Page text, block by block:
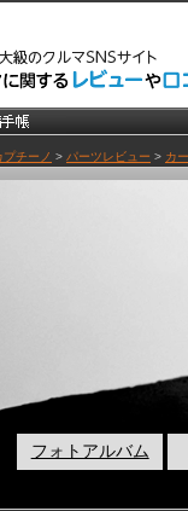
プチーノ > パーツレビュー > カ
フォトアルバム